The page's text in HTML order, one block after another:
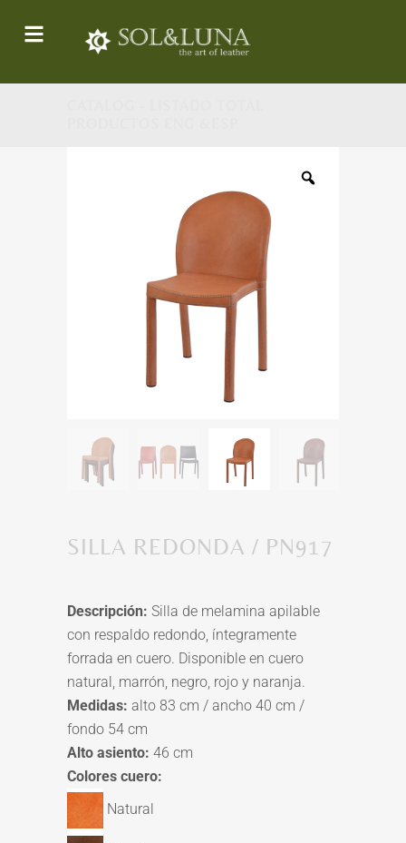
SILLA REDONDA / PN917
Descripción: Silla de melamina apilable
con respaldo redondo, íntegramente
forrada en cuero. Disponible en cuero
natural, marrón, negro, rojo y naranja.
Medidas: alto 83 cm / ancho 40 cm /
fondo 54 cm
Alto asiento: 46 cm
Colores cuero:
Natural